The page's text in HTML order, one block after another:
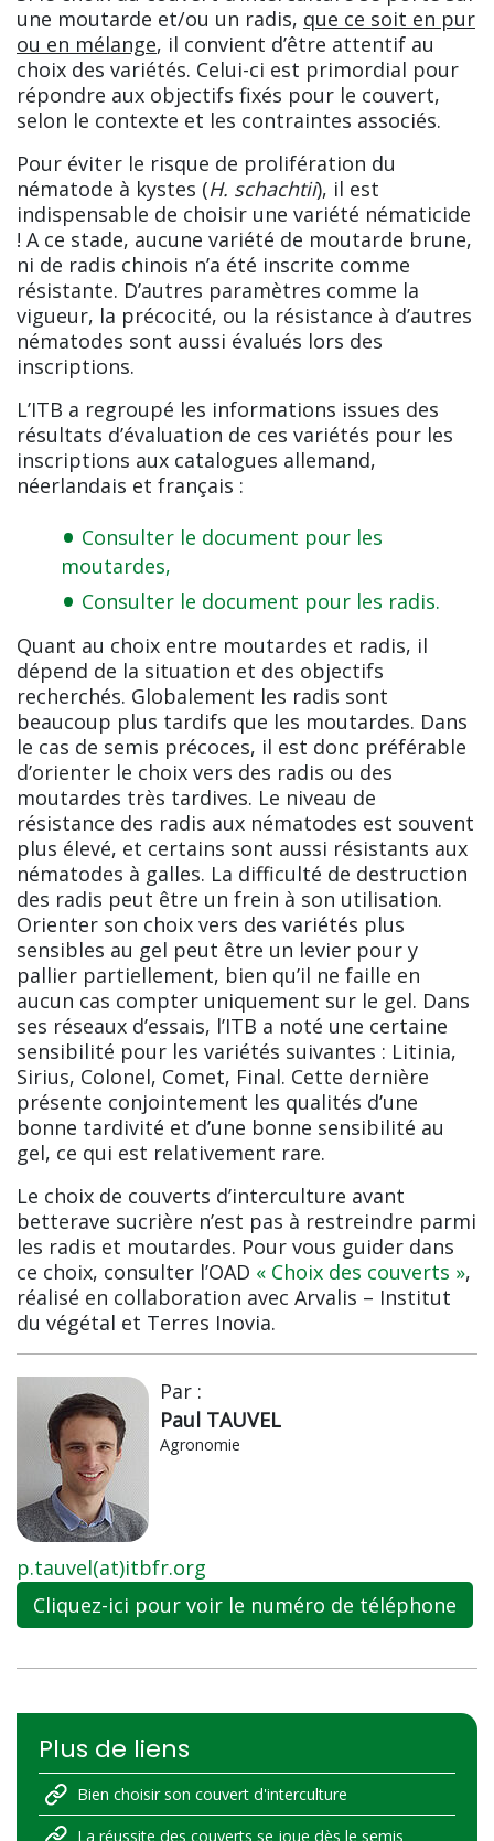
une moutarde et/ou un radis, que ce soit en pur
ou en mélange, il convient d’être attentif au
choix des variétés. Celui-ci est primordial pour
répondre aux objectifs fixés pour le couvert,
selon le contexte et les contraintes associés.
Pour éviter le risque de prolifération du
nématode à kystes (H. schachtii), il est
indispensable de choisir une variété nématicide
! A ce stade, aucune variété de moutarde brune,
ni de radis chinois n’a été inscrite comme
résistante. D’autres paramètres comme la
vigueur, la précocité, ou la résistance à d’autres
nématodes sont aussi évalués lors des
inscriptions.
L’ITB a regroupé les informations issues des
résultats d’évaluation de ces variétés pour les
inscriptions aux catalogues allemand,
néerlandais et français :
Consulter le document pour les
moutardes,
Consulter le document pour les radis.
Quant au choix entre moutardes et radis, il
dépend de la situation et des objectifs
recherchés. Globalement les radis sont
beaucoup plus tardifs que les moutardes. Dans
le cas de semis précoces, il est donc préférable
d’orienter le choix vers des radis ou des
moutardes très tardives. Le niveau de
résistance des radis aux nématodes est souvent
plus élevé, et certains sont aussi résistants aux
nématodes à galles. La difficulté de destruction
des radis peut être un frein à son utilisation.
Orienter son choix vers des variétés plus
sensibles au gel peut être un levier pour y
pallier partiellement, bien qu’il ne faille en
aucun cas compter uniquement sur le gel. Dans
ses réseaux d’essais, l’ITB a noté une certaine
sensibilité pour les variétés suivantes : Litinia,
Sirius, Colonel, Comet, Final. Cette dernière
présente conjointement les qualités d’une
bonne tardivité et d’une bonne sensibilité au
gel, ce qui est relativement rare.
Le choix de couverts d’interculture avant
betterave sucrière n’est pas à restreindre parmi
les radis et moutardes. Pour vous guider dans
ce choix, consulter l’OAD « Choix des couverts »,
réalisé en collaboration avec Arvalis – Institut
du végétal et Terres Inovia.
Par :
Paul TAUVEL
Agronomie
p.tauvel(at)itbfr.org
Cliquez-ici pour voir le numéro de téléphone
Plus de liens
Bien choisir son couvert d'interculture
La réussite des couverts se joue dès le semis